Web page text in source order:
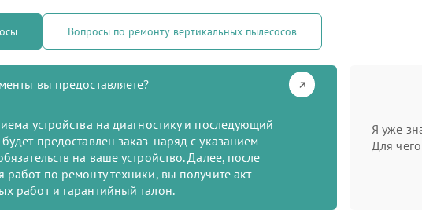
Вопросы по ремонту вертикальных пылесосов
вы предоставляете?
устройства на диагностику и последующий
предоставлен заказ-наряд с указанием
на ваше устройство. Далее, после
работ по ремонту техники, вы получите акт
работ и гарантийный талон.
Я уже
Для